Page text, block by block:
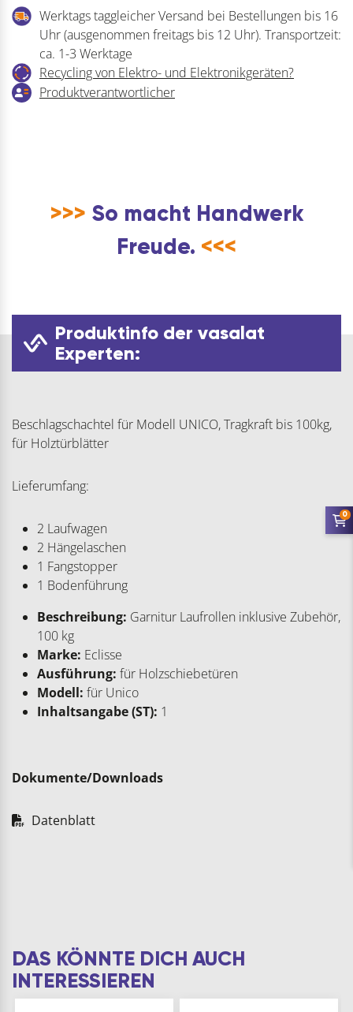
bis
Menge
Werktags taggleicher Versand bei Bestellungen bis 16
Uhr (ausgenommen freitags bis 12 Uhr). Transportzeit:
ca. 1-3 Werktage
Recycling von Elektro- und Elektronikgeräten?
Produktverantwortlicher
>>> So macht Handwerk
Freude. <<<
Produktinfo der vasalat
Experten:
Beschlagschachtel für Modell UNICO, Tragkraft bis 100kg,
für Holztürblätter
Lieferumfang:
2 Laufwagen
2 Hängelaschen
1 Fangstopper
1 Bodenführung
Beschreibung: Garnitur Laufrollen inklusive Zubehör,
100 kg
Marke: Eclisse
Ausführung: für Holzschiebetüren
Modell: für Unico
Inhaltsangabe (ST): 1
Dokumente/Downloads
Datenblatt
DAS KÖNNTE DICH AUCH
INTERESSIEREN
0